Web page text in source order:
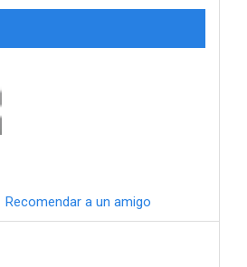
Recomendar a un amigo